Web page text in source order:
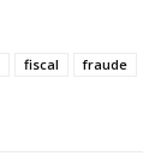
fiscal
fraude